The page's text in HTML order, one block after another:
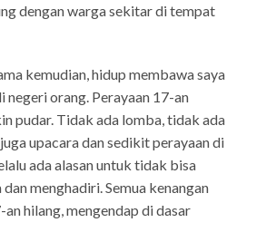
dengan warga sekitar di tempat
kemudian, hidup membawa saya
negeri orang. Perayaan 17-an
pudar. Tidak ada lomba, tidak ada
upacara dan sedikit perayaan di
ada alasan untuk tidak bisa
menghadiri. Semua kenangan
hilang, mengendap di dasar